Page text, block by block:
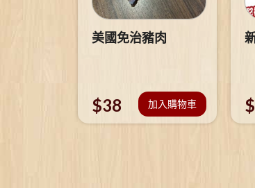
美國免治豬肉
$38 加入購物車 $